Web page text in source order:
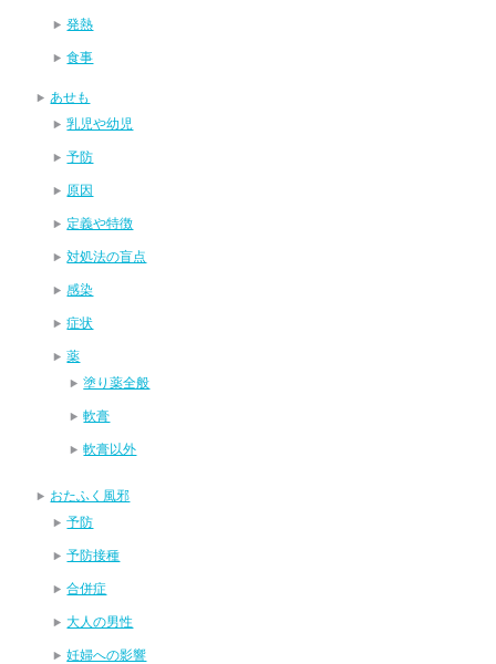
発熱
食事
あせも
乳児や幼児
予防
原因
定義や特徴
対処法の盲点
感染
症状
薬
塗り薬全般
軟膏
軟膏以外
おたふく風邪
予防
予防接種
合併症
大人の男性
妊婦への影響